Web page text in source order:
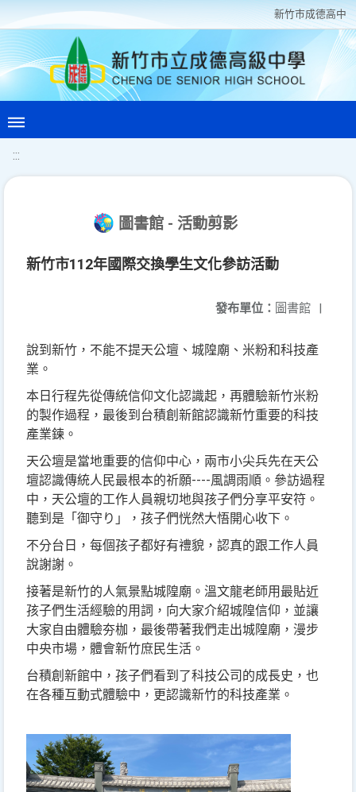
新竹巿成德高中
:::
圖書館 - 活動剪影
新竹市112年國際交換學生文化參訪活動
發布單位： 圖書館 |
說到新竹，不能不提天公壇、城隍廟、米粉和科技產
業。
本日行程先從傳統信仰文化認識起，再體驗新竹米粉
的製作過程，最後到台積創新館認識新竹重要的科技
產業鍊。
天公壇是當地重要的信仰中心，兩市小尖兵先在天公
壇認識傳統人民最根本的祈願----風調雨順。參訪過程
中，天公壇的工作人員親切地與孩子們分享平安符。
聽到是「御守り」，孩子們恍然大悟開心收下。
不分台日，每個孩子都好有禮貌，認真的跟工作人員
說謝謝。
接著是新竹的人氣景點城隍廟。溫文龍老師用最貼近
孩子們生活經驗的用詞，向大家介紹城隍信仰，並讓
大家自由體驗夯枷，最後帶著我們走出城隍廟，漫步
中央市場，體會新竹庶民生活。
台積創新館中，孩子們看到了科技公司的成長史，也
在各種互動式體驗中，更認識新竹的科技產業。